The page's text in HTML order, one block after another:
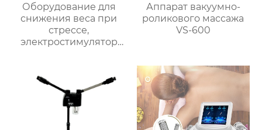
Оборудование для
снижения веса при
стрессе,
электростимулятор
инфракрасный
нагревательный
прибор для
похудения тела EMS 3-
в-1 массажер
Аппарат вакуумно-
роликового массажа
VS-600